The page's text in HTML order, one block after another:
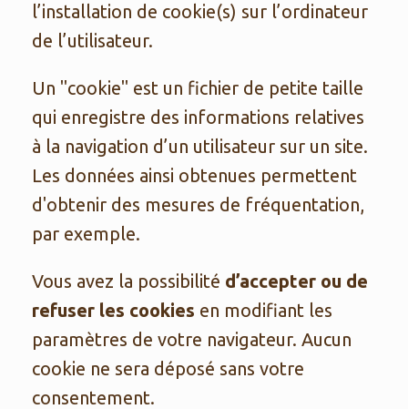
l’installation de cookie(s) sur l’ordinateur
de l’utilisateur.
Un "cookie" est un fichier de petite taille
qui enregistre des informations relatives
à la navigation d’un utilisateur sur un site.
Les données ainsi obtenues permettent
d'obtenir des mesures de fréquentation,
par exemple.
Vous avez la possibilité d’accepter ou de
refuser les cookies en modifiant les
paramètres de votre navigateur. Aucun
cookie ne sera déposé sans votre
consentement.